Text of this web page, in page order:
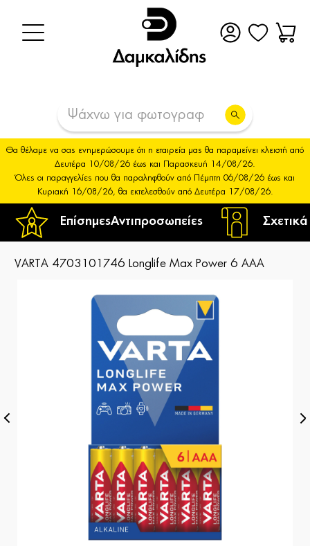
ΕπίσημεςΑντιπροσωπείες
Θα θέλαμε να σας ενημερώσουμε ότι η εταιρεία μας θα παραμείνει κλειστή από
Δευτέρα 10/08/26 έως και Παρασκευή 14/08/26.
Όλες οι παραγγελίες που θα παραληφθούν από Πέμπτη 06/08/26 έως και
Κυριακή 16/08/26, θα εκτελεσθούν από Δευτέρα 17/08/26.
VARTA 4703101746 Longlife Max Power 6 AAA